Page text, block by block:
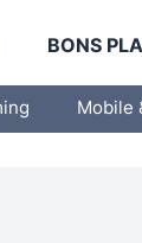
BONS
Mobile